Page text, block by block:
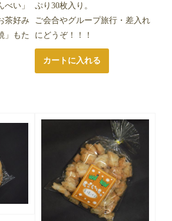
い」
茶好み
」もた
ぷり30枚入り。
ご会合やグループ旅行・差入れ
にどうぞ！！！
カートに入れる